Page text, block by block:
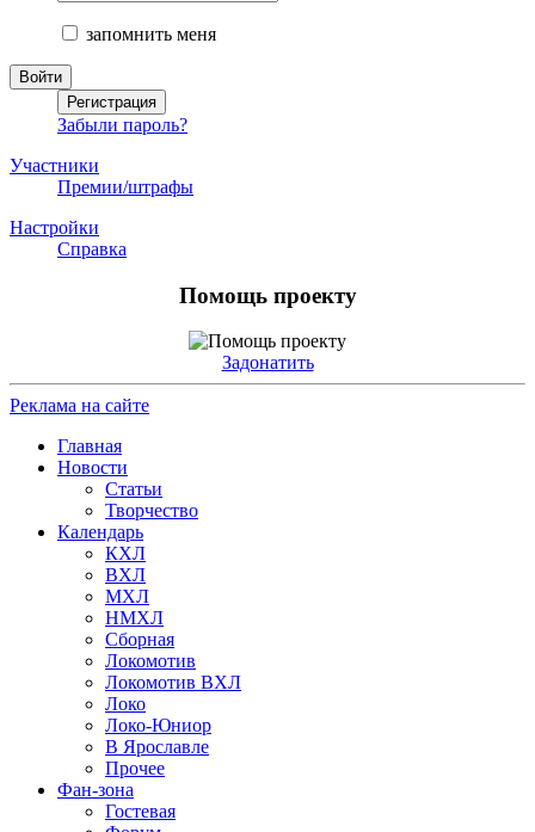
запомнить меня
Забыли пароль?
Участники
Премии/штрафы
Настройки
Справка
Помощь проекту
Задонатить
Реклама на сайте
Главная
Новости
Статьи
Творчество
Календарь
КХЛ
ВХЛ
МХЛ
НМХЛ
Сборная
Локомотив
Локомотив ВХЛ
Локо
Локо-Юниор
В Ярославле
Прочее
Фан-зона
Гостевая